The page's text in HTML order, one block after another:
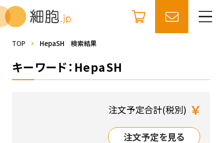
TOP HepaSH 検索結果
キーワード：HepaSH
注文予定合計(税別) ￥
注文予定を見る